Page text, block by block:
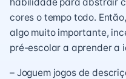
cores o tempo todo.
algo muito importante,
pré-escolar a aprender a
– Joguem jogos de